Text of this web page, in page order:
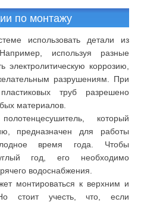
по монтажу
использовать детали из
используя разные
коррозию,
разрушениям. При
труб разрешено
материалов.
который
предназначен для работы
время года. Чтобы
год, его необходимо
водоснабжения.
монтироваться к верхним и
стоит учесть, что, если